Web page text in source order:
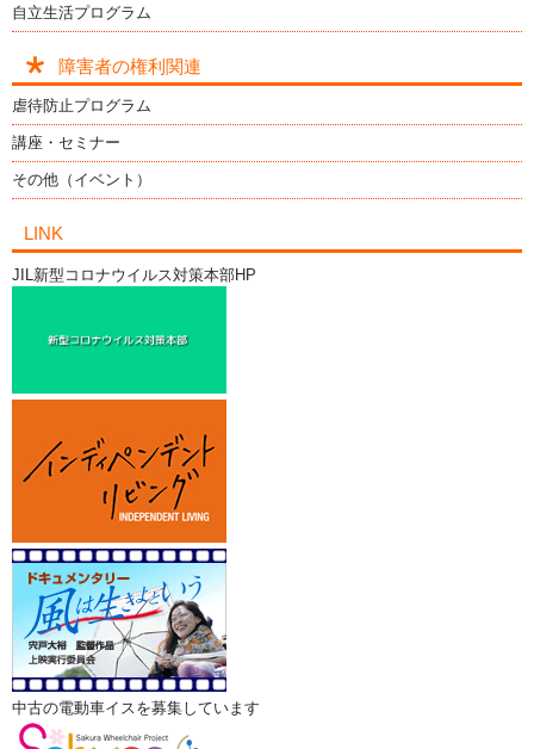
自立生活プログラム
障害者の権利関連
虐待防止プログラム
講座・セミナー
その他（イベント）
LINK
JIL新型コロナウイルス対策本部HP
中古の電動車イスを募集しています